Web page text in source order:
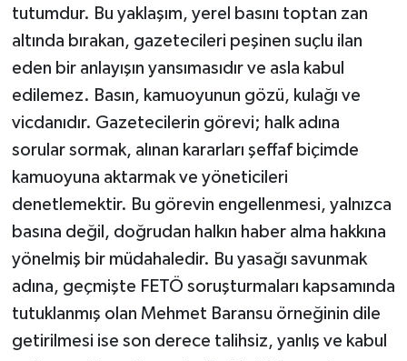
tutumdur. Bu yaklaşım, yerel basını toptan zan
altında bırakan, gazetecileri peşinen suçlu ilan
eden bir anlayışın yansımasıdır ve asla kabul
edilemez. Basın, kamuoyunun gözü, kulağı ve
vicdanıdır. Gazetecilerin görevi; halk adına
sorular sormak, alınan kararları şeffaf biçimde
kamuoyuna aktarmak ve yöneticileri
denetlemektir. Bu görevin engellenmesi, yalnızca
basına değil, doğrudan halkın haber alma hakkına
yönelmiş bir müdahaledir. Bu yasağı savunmak
adına, geçmişte FETÖ soruşturmaları kapsamında
tutuklanmış olan Mehmet Baransu örneğinin dile
getirilmesi ise son derece talihsiz, yanlış ve kabul